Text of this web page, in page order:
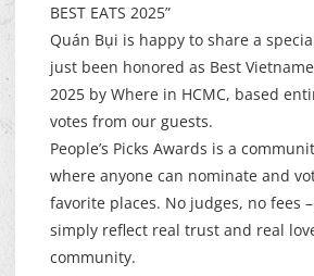
BEST EATS 2025”
Quán Bụi is happy to share a
just been honored as Best
2025 by Where in HCMC, based
votes from our guests.
People’s Picks Awards is a
where anyone can nominate and
favorite places. No judges, no fees
simply reflect real trust and real
community.